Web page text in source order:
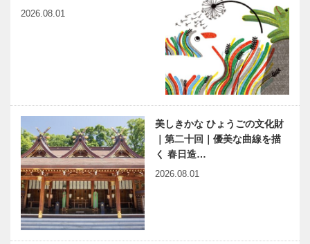
2026.08.01
美しきかな ひょうごの文化財
｜第二十回｜優美な曲線を描
く 春日造…
2026.08.01